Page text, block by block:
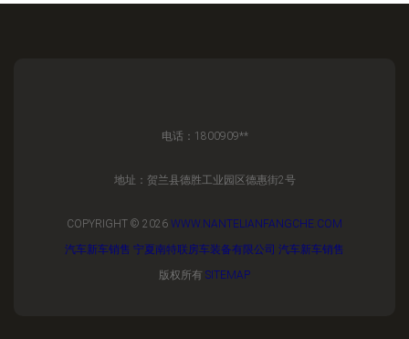
电话：1800909**
地址：贺兰县德胜工业园区德惠街2号
COPYRIGHT © 2026 WWW.NANTELIANFANGCHE.COM
汽车新车销售 宁夏南特联房车装备有限公司 汽车新车销售
版权所有 SITEMAP